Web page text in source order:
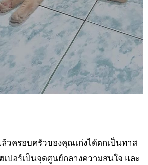
วครอบครัวของคุณเก่งได้ตกเป็นทาส
ปอร์เป็นจุดศูนย์กลางความสนใจ และ